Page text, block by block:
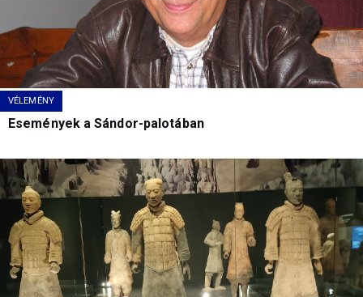
VÉLEMÉNY
Események a Sándor-palotában